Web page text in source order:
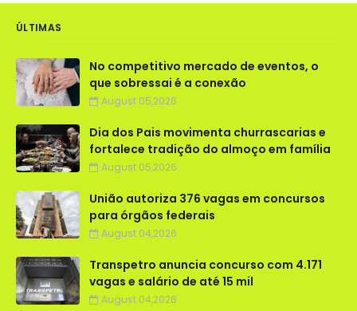
ÚLTIMAS
No competitivo mercado de eventos, o
que sobressai é a conexão
August 05,2026
Dia dos Pais movimenta churrascarias e
fortalece tradição do almoço em família
August 05,2026
União autoriza 376 vagas em concursos
para órgãos federais
August 04,2026
Transpetro anuncia concurso com 4.171
vagas e salário de até 15 mil
August 04,2026